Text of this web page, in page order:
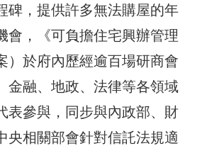
碑，提供許多無法購屋的年
會，《可負擔住宅興辦管理
）於府內歷經逾百場研商會
金融、地政、法律等各領域
表參與，同步與內政部、財
央相關部會針對信託法規適